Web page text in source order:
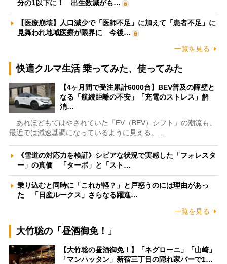
分の1以下に！ 出生数減がも…
【医療崩壊】人口減少で「医師不足」に加えて「患者不足」に
見舞われ地域医療が限界に 今後…
一覧を見る
快適クルマ生活 乗ってみた、使ってみた
【4ヶ月間で受注累計6000台】BEV普及の障壁と
なる「航続距離の不安」「充電のストレス」解
消…
あれほどもてはやされていた「EV（BEV）シフト」の潮流も、
最近では減速基調になっているように見える。…
《雪道の対応力を検証》シビアな状況で実感した「フォレスタ
ー」の真価 「ターボ」と「スト…
乗り込むと同時に「これが軽？」と戸惑うのには理由があっ
た 「日産ルークス」さらなる躍進…
一覧を見る
大竹聡の「昼酒御免！」
【大竹聡の昼酒御免！】「ネグローニ」「山崎」
「マンハッタン」新宿三丁目の隠れ家バーで1…